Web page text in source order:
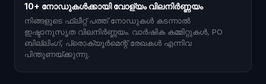
10+ നോഡുകൾക്കായി വോള്യം വിലനിർണ്ണയം
നിങ്ങളുടെ ഫ്ലീറ്റ് പത്ത് നോഡുകൾ കടന്നാൽ
ഇഷ്ടാനുസൃത വിലനിർണ്ണയം. വാർഷിക കമ്മിറ്റുകൾ, PO
ബില്ലിംഗ്, പ്രൊക്യൂർമെന്റ് രേഖകൾ എന്നിവ
പിന്തുണയ്ക്കുന്നു.